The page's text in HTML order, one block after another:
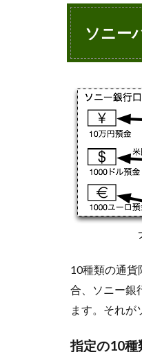
バ
ク
ォ
ッ
ト
の
メ
リ
ッ
1.1
[長所
ョッ
ピン
グ手
数料
ソニー
10種類の通貨
合、ソニー銀
ます。それが
指定の10種